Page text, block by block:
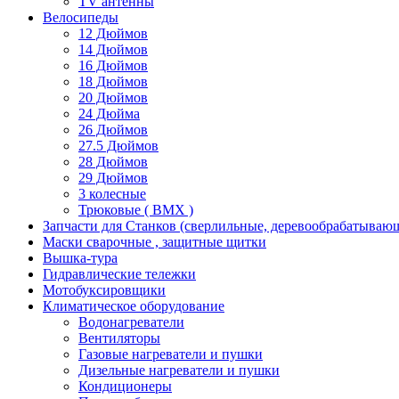
Велосипеды
12 Дюймов
14 Дюймов
16 Дюймов
18 Дюймов
20 Дюймов
24 Дюйма
26 Дюймов
27.5 Дюймов
28 Дюймов
29 Дюймов
3 колесные
Трюковые ( BMX )
Запчасти для Станков (сверлильные,
Маски сварочные , защитные щитки
Вышка-тура
Гидравлические тележки
Мотобуксировщики
Климатическое оборудование
Водонагреватели
Вентиляторы
Газовые нагреватели и пушки
Дизельные нагреватели и пушки
Кондиционеры